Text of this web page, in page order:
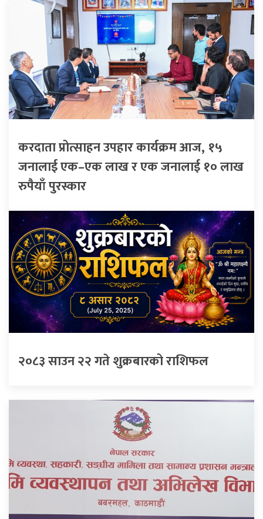
करदाता प्रोत्साहन उपहार कार्यक्रम आज, १५
जनालाई एक–एक लाख र एक जनालाई १० लाख
रुपैयाँ पुरस्कार
२०८३ साउन २२ गते शुक्रबारको राशिफल